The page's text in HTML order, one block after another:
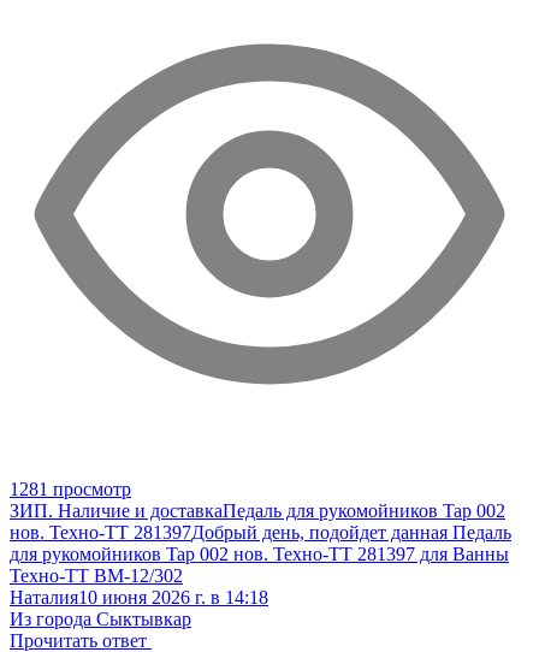
1281 просмотр
ЗИП. Наличие и доставкаПедаль для рукомойников Tap 002
нов. Техно-ТТ 281397Добрый день, подойдет данная Педаль
для рукомойников Tap 002 нов. Техно-ТТ 281397 для Ванны
Техно-ТТ ВМ-12/302
Наталия10 июня 2026 г. в 14:18
Из города Сыктывкар
Прочитать ответ